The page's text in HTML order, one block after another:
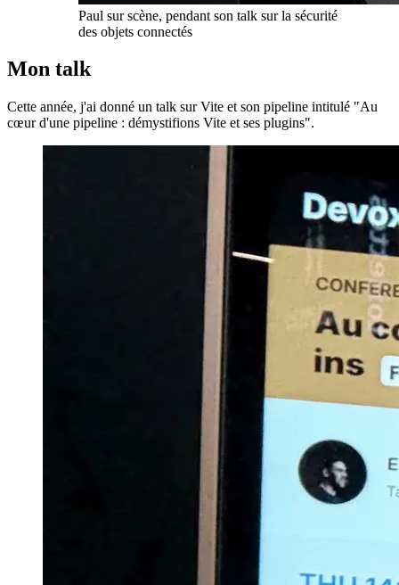
Paul sur scène, pendant son talk sur la sécurité
des objets connectés
Mon talk
Cette année, j'ai donné un talk sur Vite et son pipeline intitulé "Au
cœur d'une pipeline : démystifions Vite et ses plugins".